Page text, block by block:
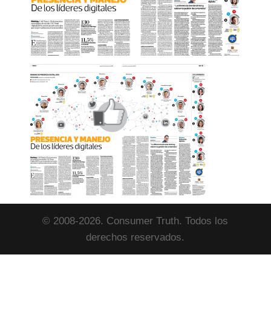
© 2008-2026. Consumer Truth. Todos los
derechos reservados.